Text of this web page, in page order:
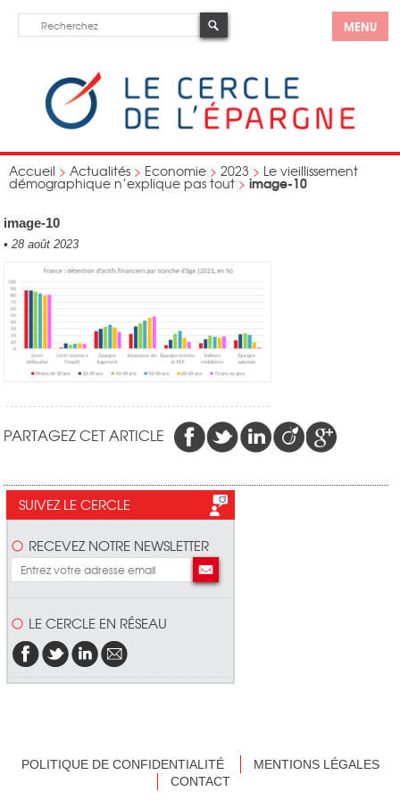
MENU
Accueil > Actualités > Economie > 2023 > Le vieillissement
démographique n’explique pas tout > image-10
image-10
• 28 août 2023
PARTAGEZ CET ARTICLE
SUIVEZ LE CERCLE
RECEVEZ NOTRE NEWSLETTER
LE CERCLE EN RÉSEAU
POLITIQUE DE CONFIDENTIALITÉ
MENTIONS LÉGALES
CONTACT